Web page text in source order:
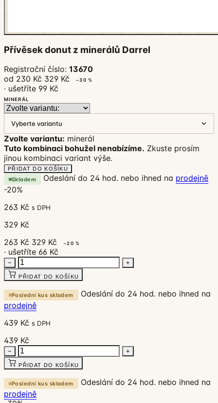
Přívěsek donut z minerálů Darrel
Registrační číslo: 13670
od 230 Kč 329 Kč −30 %
· ušetříte 99 Kč
MINERÁL
Vyberte variantu
Zvolte variantu: minerál
Tuto kombinaci bohužel nenabízíme. Zkuste prosím
jinou kombinaci variant výše.
PŘIDAT DO KOŠÍKU
Skladem Odeslání do 24 hod. nebo ihned na prodejně
-20%
263 Kč s DPH
329 Kč
263 Kč 329 Kč −20 %
· ušetříte 66 Kč
− +
PŘIDAT DO KOŠÍKU
Poslední kus skladem
Odeslání do 24 hod. nebo ihned na
prodejně
439 Kč s DPH
439 Kč
− +
PŘIDAT DO KOŠÍKU
Poslední kus skladem
Odeslání do 24 hod. nebo ihned na
prodejně